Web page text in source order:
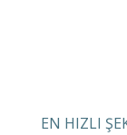
EN HIZLI